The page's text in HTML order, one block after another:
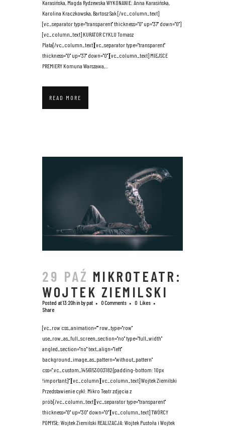
Karasińska, Magda Rydzewska WYKONANIE: Anna Karasińska,
Karolina Kraczkowska, Bartosz Sak [/vc_column_text]
[vc_separator type="transparent" thickness="0" up="37" down="0"]
[vc_column_text] KURATOR CYKLU Tomasz
Plata[/vc_column_text][vc_separator type="transparent"
thickness="0" up="37" down="0"][vc_column_text] MIEJSCE
PREMIERY Komuna Warszawa,...
READ MORE
29 PAŹ MIKROTEATR:
WOJTEK ZIEMILSKI
Posted at 13:20hinbypat 0 Comments 0 Likes
Share
[vc_row css_animation="" row_type="row"
use_row_as_full_screen_section="no" type="full_width"
angled_section="no" text_align="left"
background_image_as_pattern="without_pattern"
css=".vc_custom_1456153003182{padding-bottom: 10px
!important;}"][vc_column][vc_column_text] Wojtek Ziemilski
Przedstawienie cykl: Mikro Teatr zdjęcia z
prób[/vc_column_text][vc_separator type="transparent"
thickness="0" up="30" down="0"][vc_column_text] TWÓRCY
POMYSŁ: Wojtek Ziemilski REALIZACJA: Wojtek Pustoła i Wojtek